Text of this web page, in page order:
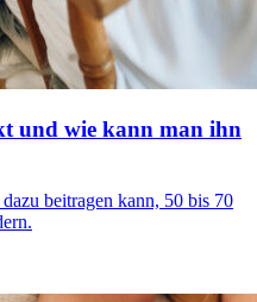
und wie kann man ihn
beitragen kann, 50 bis 70